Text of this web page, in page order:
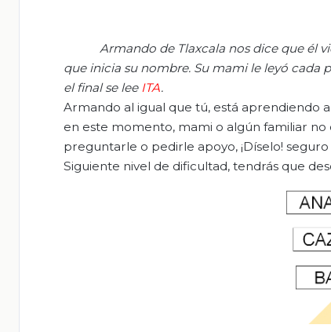
Armando de Tlaxcala nos dice que él
que inicia su nombre. Su mami le leyó cada
el final se lee ITA.
Armando al igual que tú, está aprendiendo
en este momento, mami o algún familiar
preguntarle o pedirle apoyo, ¡Díselo!
Siguiente nivel de dificultad, tendrás que